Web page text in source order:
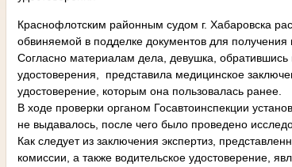
Краснофлотским районным судом г. Хабаровска
обвиняемой в подделке документов для получения
Согласно материалам дела, девушка, обратившись
удостоверения, представила медицинское
удостоверение, которым она пользовалась ранее.
В ходе проверки органом Госавтоинспекции
не выдавалось, после чего было проведено
Как следует из заключения экспертиз,
комиссии, а также водительское удостоверение,